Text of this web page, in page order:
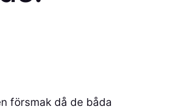
försmak då de båda